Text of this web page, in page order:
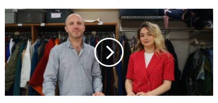
n
t
s
p
o
u
r
p
r
V
i
d
é
o
|
I
m
p